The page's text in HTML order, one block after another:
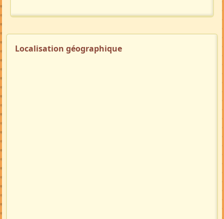
Localisation géographique